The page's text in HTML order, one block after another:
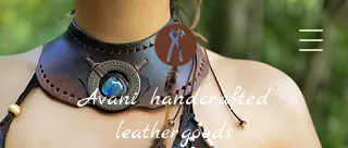
Avani handcrafted
leathergoods